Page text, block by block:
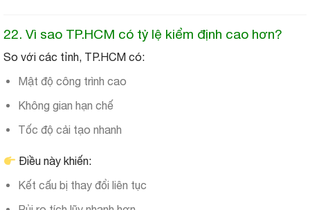
22. Vì sao TP.HCM có tỷ lệ kiểm định cao hơn?
So với các tỉnh, TP.HCM có:
Mật độ công trình cao
Không gian hạn chế
Tốc độ cải tạo nhanh
Điều này khiến:
Kết cấu bị thay đổi liên tục